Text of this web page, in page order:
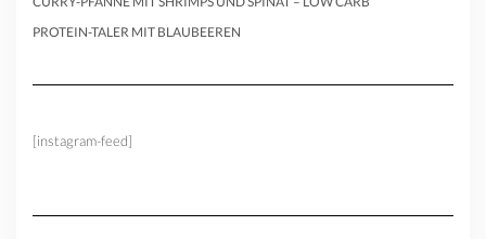
PROTEIN-TALER MIT BLAUBEEREN
[instagram-feed]